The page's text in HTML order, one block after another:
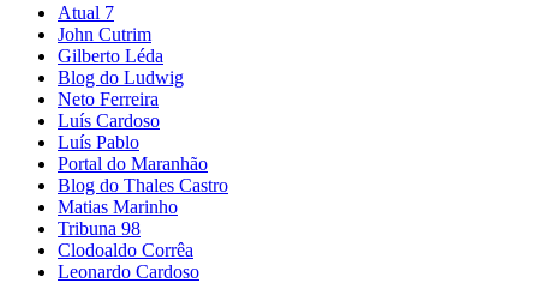
Atual 7
John Cutrim
Gilberto Léda
Blog do Ludwig
Neto Ferreira
Luís Cardoso
Luís Pablo
Portal do Maranhão
Blog do Thales Castro
Matias Marinho
Tribuna 98
Clodoaldo Corrêa
Leonardo Cardoso